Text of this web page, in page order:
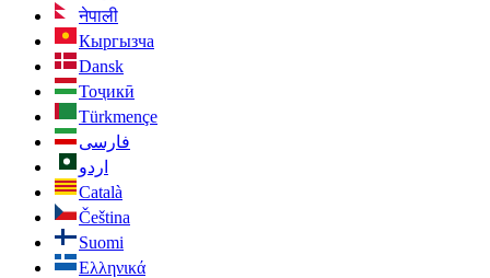
नेपाली
Кыргызча
Dansk
Тоҷикӣ
Türkmençe
فارسی
اردو
Català
Čeština
Suomi
Ελληνικά